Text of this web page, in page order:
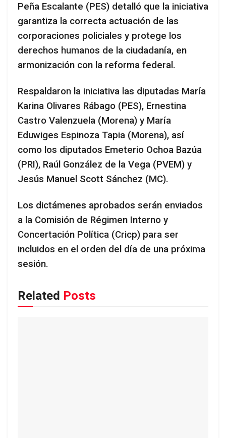
Peña Escalante (PES) detalló que la iniciativa
garantiza la correcta actuación de las
corporaciones policiales y protege los
derechos humanos de la ciudadanía, en
armonización con la reforma federal.
Respaldaron la iniciativa las diputadas María
Karina Olivares Rábago (PES), Ernestina
Castro Valenzuela (Morena) y María
Eduwiges Espinoza Tapia (Morena), así
como los diputados Emeterio Ochoa Bazúa
(PRI), Raúl González de la Vega (PVEM) y
Jesús Manuel Scott Sánchez (MC).
Los dictámenes aprobados serán enviados
a la Comisión de Régimen Interno y
Concertación Política (Cricp) para ser
incluidos en el orden del día de una próxima
sesión.
Related Posts